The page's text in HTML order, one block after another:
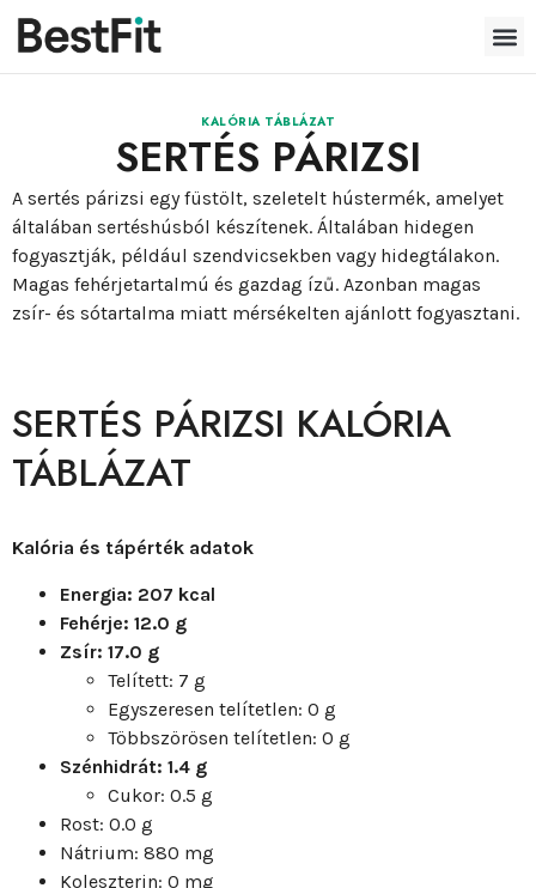
KALÓRIA TÁBLÁZAT
SERTÉS PÁRIZSI
A sertés párizsi egy füstölt, szeletelt hústermék, amelyet
általában sertéshúsból készítenek. Általában hidegen
fogyasztják, például szendvicsekben vagy hidegtálakon.
Magas fehérjetartalmú és gazdag ízű. Azonban magas
zsír- és sótartalma miatt mérsékelten ajánlott fogyasztani.
SERTÉS PÁRIZSI KALÓRIA
TÁBLÁZAT
Kalória és tápérték adatok
Energia: 207 kcal
Fehérje: 12.0 g
Zsír: 17.0 g
Telített: 7 g
Egyszeresen telítetlen: 0 g
Többszörösen telítetlen: 0 g
Szénhidrát: 1.4 g
Cukor: 0.5 g
Rost: 0.0 g
Nátrium: 880 mg
Koleszterin: 0 mg